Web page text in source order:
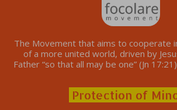
The Movement that aims to cooperate
of a more united world, driven by
Father “so that all may be one” (Jn
Protection of